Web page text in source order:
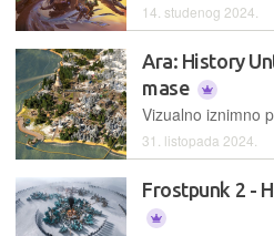
14. studenog 2024.
Ara: History
mase
31. listopada 2024.
Frostpunk 2 -